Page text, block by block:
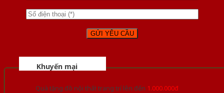
Khuyến mại
Quà tặng đồ nội thất trang trí lên đến 1.000.000đ